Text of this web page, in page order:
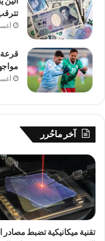
تترقب
قرعة
آخر ماحُرر
تقنية ميكانيكية تضبط مصادر